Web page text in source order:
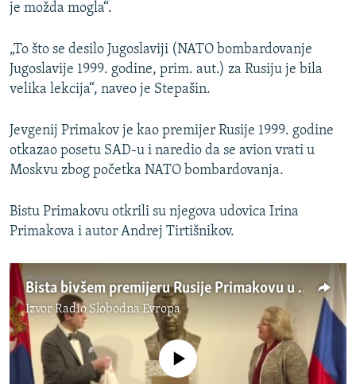
je možda mogla“.
„To što se desilo Jugoslaviji (NATO bombardovanje
Jugoslavije 1999. godine, prim. aut.) za Rusiju je bila
velika lekcija“, naveo je Stepašin.
Jevgenij Primakov je kao premijer Rusije 1999. godine
otkazao posetu SAD-u i naredio da se avion vrati u
Moskvu zbog početka NATO bombardovanja.
Bistu Primakovu otkrili su njegova udovica Irina
Primakova i autor Andrej Tirtišnikov.
Bista bivšem premijeru Rusije Primakovu u Beogradu
IzvorRadio Slobodna Evropa
No media source currently available